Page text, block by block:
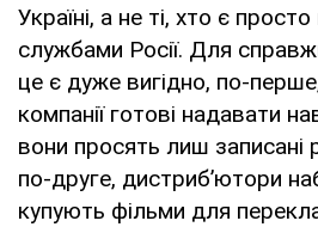
Україні, а не ті, хто є
службами Росії. Для
це є дуже вигідно, по-
компанії готові надавати
вони просять лиш записані
по-друге, дистриб’ютори
купують фільми для